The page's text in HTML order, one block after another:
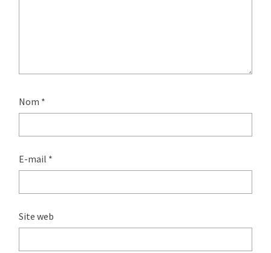
Nom *
E-mail *
Site web